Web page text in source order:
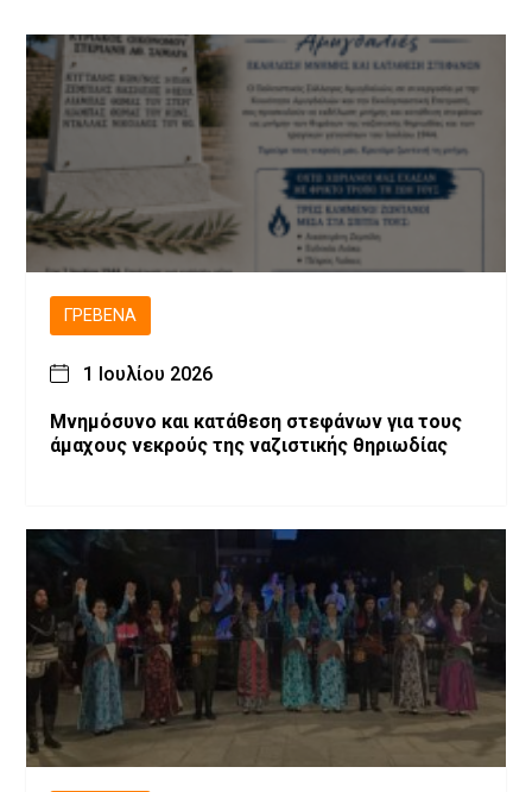
ΓΡΕΒΕΝΆ
1 Ιουλίου 2026
Μνημόσυνο και κατάθεση στεφάνων για τους
άμαχους νεκρούς της ναζιστικής θηριωδίας